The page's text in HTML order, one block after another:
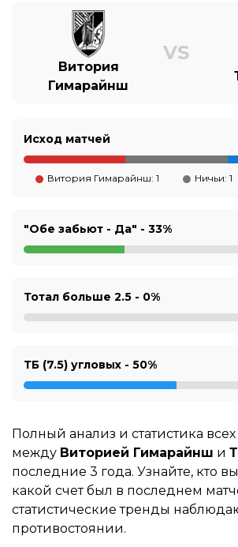
Витория
Гимарайнш
VS
Исход матчей
Витория Гимарайнш: 1 Ничьи: 1
"Обе забьют - Да" - 33%
Тотал больше 2.5 - 0%
ТБ (7.5) угловых - 50%
Полный анализ и статистика
между Виторией Гимарайнш и
последние 3 года. Узнайте, кто
какой счет был в последнем
статистические тренды
противостоянии.